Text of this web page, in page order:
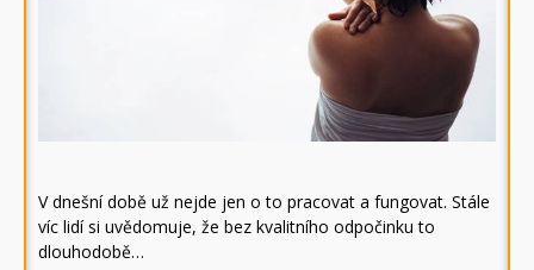
V dnešní době už nejde jen o to pracovat a fungovat. Stále
víc lidí si uvědomuje, že bez kvalitního odpočinku to
dlouhodobě…